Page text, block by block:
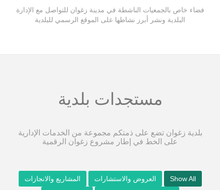
فضاء خاص بالجمعيات الناشطة في مدينة زغوان للتواصل مع الإدارة
البلدية ونشر أبرز نشاطها على الموقع الرسمي للبلدية
مستجدات بلدية
بلدية زغوان تضع على ذمتكم مجموعة من الخدمات الإدارية
على الخط في إطار مشروع زغوان الرقمية
Show All العروض والاستشارات
المشاريع والانجازات